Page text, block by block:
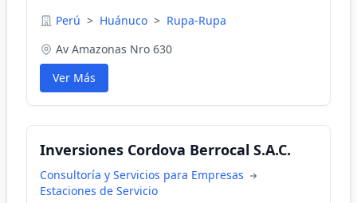
Perú > Huánuco > Rupa-Rupa
Av Amazonas Nro 630
Ver Más
Inversiones Cordova Berrocal S.A.C.
Consultoría y Servicios para Empresas
Estaciones de Servicio